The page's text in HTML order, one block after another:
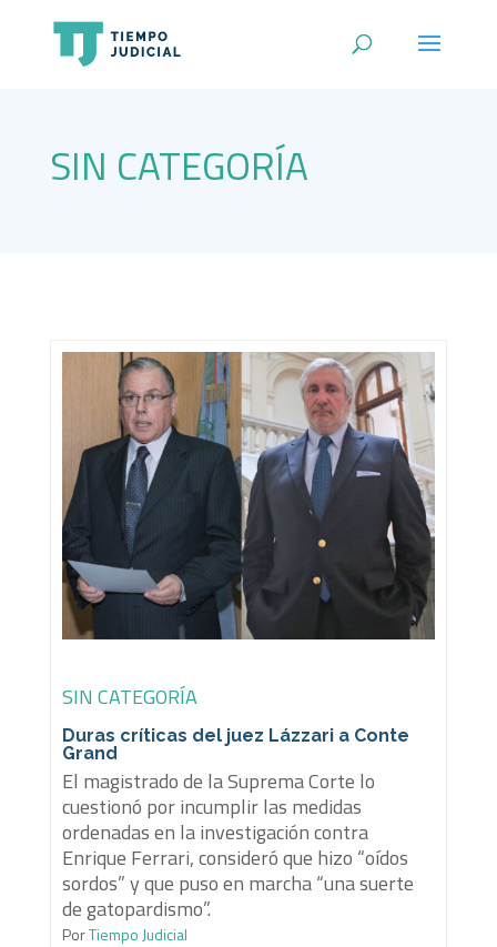
SIN CATEGORÍA
SIN CATEGORÍA
Duras críticas del juez Lázzari a Conte
Grand
El magistrado de la Suprema Corte lo
cuestionó por incumplir las medidas
ordenadas en la investigación contra
Enrique Ferrari, consideró que hizo “oídos
sordos” y que puso en marcha “una suerte
de gatopardismo”.
PorTiempo Judicial